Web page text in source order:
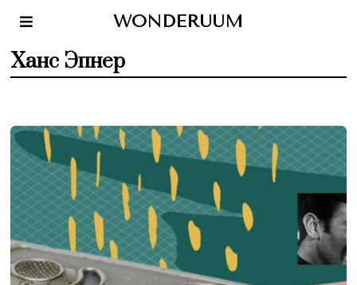
WONDERUUM
Ханс Эпнер